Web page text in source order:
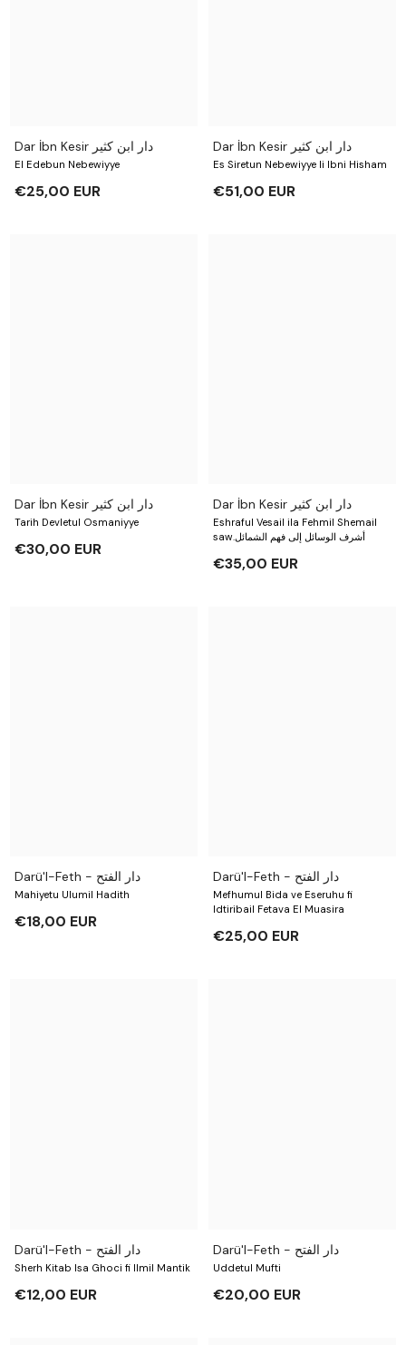
Dar İbn Kesir دار ابن كثير
El Edebun Nebewiyye
€25,00 EUR
Dar İbn Kesir دار ابن كثير
Es Siretun Nebewiyye li Ibni Hisham
€51,00 EUR
Dar İbn Kesir دار ابن كثير
Tarih Devletul Osmaniyye
€30,00 EUR
Dar İbn Kesir دار ابن كثير
Eshraful Vesail ila Fehmil Shemail
saw.أشرف الوسائل إلى فهم الشمائل
€35,00 EUR
Darü'l-Feth - دار الفتح
Mahiyetu Ulumil Hadith
€18,00 EUR
Darü'l-Feth - دار الفتح
Mefhumul Bida ve Eseruhu fi
Idtiribail Fetava El Muasira
€25,00 EUR
Darü'l-Feth - دار الفتح
Sherh Kitab Isa Ghoci fi Ilmil Mantik
€12,00 EUR
Darü'l-Feth - دار الفتح
Uddetul Mufti
€20,00 EUR